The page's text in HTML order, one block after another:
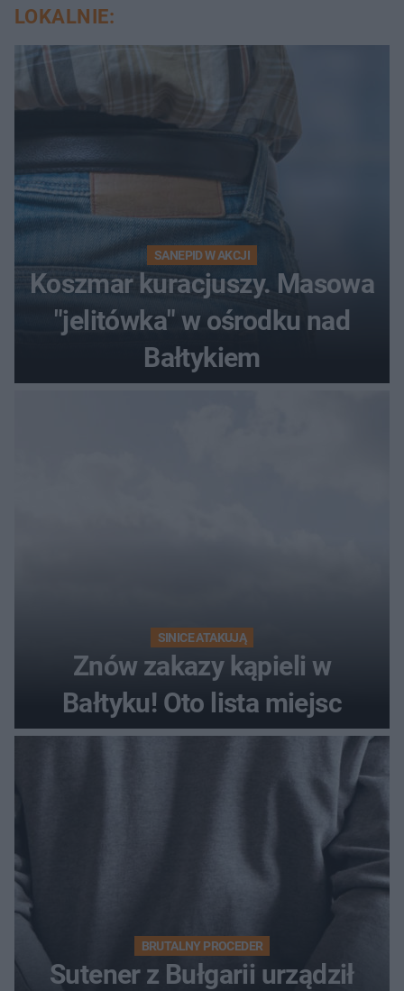
LOKALNIE:
SANEPID W AKCJI
Koszmar kuracjuszy. Masowa
"jelitówka" w ośrodku nad
Bałtykiem
SINICE ATAKUJĄ
Znów zakazy kąpieli w
Bałtyku! Oto lista miejsc
BRUTALNY PROCEDER
Sutener z Bułgarii urządził